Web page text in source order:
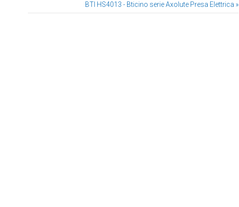
BTI HS4013 - Bticino serie Axolute Presa Elettrica »